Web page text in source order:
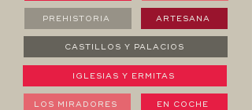
PREHISTORIA ARTESANA
CASTILLOS Y PALACIOS
IGLESIAS Y ERMITAS
LOS MIRADORES EN COCHE